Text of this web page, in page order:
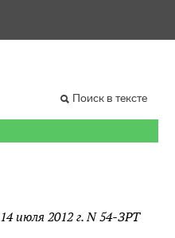
Поиск в тексте
14 июля 2012 г. N 54-ЗРТ